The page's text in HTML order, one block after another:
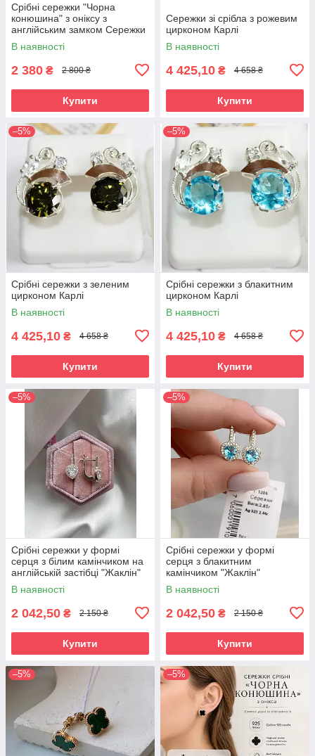
Срібні сережки "Чорна
конюшина" з оніксу з
англійським замком Сережки
срібло жіночі
В наявності
2 380 ₴ 2 800 ₴
Купити
Сережки зі срібла з рожевим
цирконом Карлі
В наявності
4 425,10 ₴ 4 658 ₴
Купити
–5%
Срібні сережки з зеленим
цирконом Карлі
В наявності
4 425,10 ₴ 4 658 ₴
Купити
–5%
Срібні сережки з блакитним
цирконом Карлі
В наявності
4 425,10 ₴ 4 658 ₴
Купити
–5%
Срібні сережки у формі
серця з білим камінчиком на
англійській застібці "Жаклін"
В наявності
2 042,50 ₴ 2 150 ₴
Купити
–5%
Срібні сережки у формі
серця з блакитним
камінчиком "Жаклін"
В наявності
2 042,50 ₴ 2 150 ₴
Купити
–5% –5%